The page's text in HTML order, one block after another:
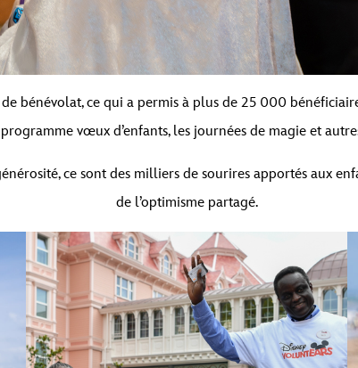
bénévolat, ce qui a permis à plus de 25 000
vœux d’enfants, les journées de magie et
ce sont des milliers de sourires apportés aux
de l’optimisme partagé.